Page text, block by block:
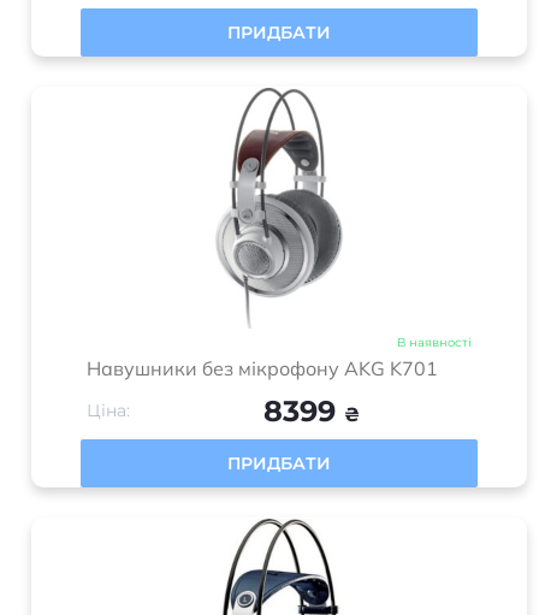
ПРИДБАТИ
В наявності
Навушники без мікрофону AKG K701
Ціна: 8399 ₴
ПРИДБАТИ